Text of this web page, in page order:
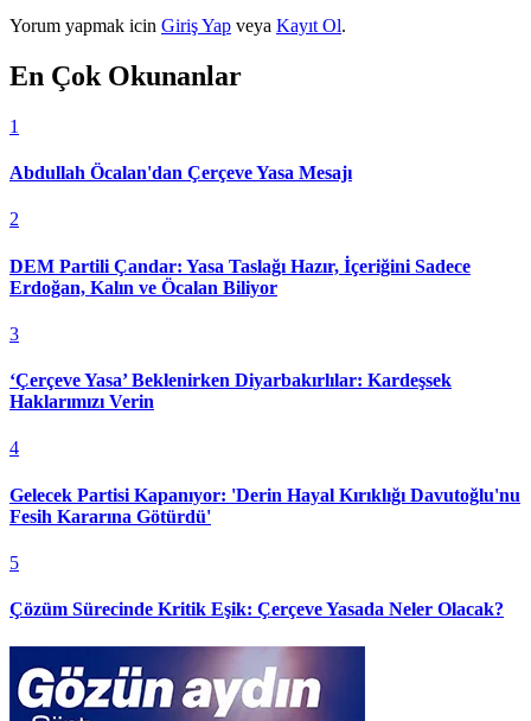
Yorum yapmak icin Giriş Yap veya Kayıt Ol.
En Çok Okunanlar
1
Abdullah Öcalan'dan Çerçeve Yasa Mesajı
2
DEM Partili Çandar: Yasa Taslağı Hazır, İçeriğini Sadece
Erdoğan, Kalın ve Öcalan Biliyor
3
‘Çerçeve Yasa’ Beklenirken Diyarbakırlılar: Kardeşsek
Haklarımızı Verin
4
Gelecek Partisi Kapanıyor: 'Derin Hayal Kırıklığı Davutoğlu'nu
Fesih Kararına Götürdü'
5
Çözüm Sürecinde Kritik Eşik: Çerçeve Yasada Neler Olacak?